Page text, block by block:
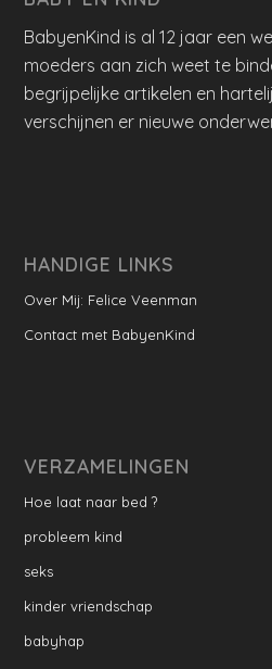
BabyenKind is al 12 jaar een
moeders aan zich weet te
begrijpelijke artikelen en
verschijnen er nieuwe
HANDIGE LINKS
Over Mij: Felice Veenman
Contact met BabyenKind
VERZAMELINGEN
Hoe laat naar bed ?
probleem kind
seks
kinder vriendschap
babyhap